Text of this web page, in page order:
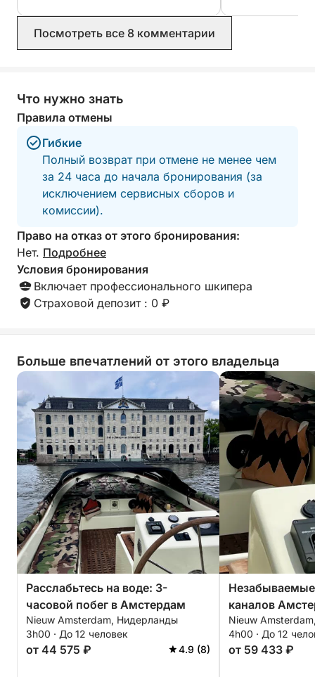
достопримечательностей с ноткой открытий.
Никакого жесткого маршрута, никакой спешки —
всего два часа чистого очарования Амстердама с
Приходите с любопытством. Уходите с новым
взглядом.
Посмотреть все 8 комментарии
Что нужно знать
Правила отмены
Гибкие
Полный возврат при отмене не менее чем
за 24 часа до начала бронирования (за
исключением сервисных сборов и
комиссии).
Право на отказ от этого бронирования:
Нет. Подробнее
Условия бронирования
Включает профессионального шкипера
Страховой депозит : 0 ₽
Больше впечатлений от этого владельца
Расслабьтесь на воде: 3-
часовой побег в Амстердам
Nieuw Amsterdam, Нидерланды
3h00 · До 12 человек
от 44 575 ₽ 4.9 (8)
Незабываемые
каналов
открытий
Nieuw
4h00 · До 12
от 59 433 ₽